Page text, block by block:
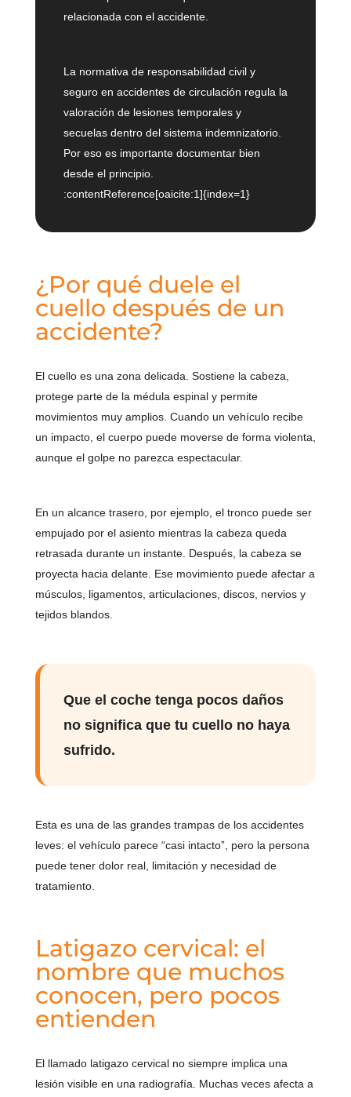
relacionada con el accidente.
La normativa de responsabilidad civil y
seguro en accidentes de circulación regula la
valoración de lesiones temporales y
secuelas dentro del sistema indemnizatorio.
Por eso es importante documentar bien
desde el principio.
:contentReference[oaicite:1]{index=1}
¿Por qué duele el
cuello después de un
accidente?
El cuello es una zona delicada. Sostiene la cabeza,
protege parte de la médula espinal y permite
movimientos muy amplios. Cuando un vehículo recibe
un impacto, el cuerpo puede moverse de forma violenta,
aunque el golpe no parezca espectacular.
En un alcance trasero, por ejemplo, el tronco puede ser
empujado por el asiento mientras la cabeza queda
retrasada durante un instante. Después, la cabeza se
proyecta hacia delante. Ese movimiento puede afectar a
músculos, ligamentos, articulaciones, discos, nervios y
tejidos blandos.
Que el coche tenga pocos daños
no significa que tu cuello no haya
sufrido.
Esta es una de las grandes trampas de los accidentes
leves: el vehículo parece “casi intacto”, pero la persona
puede tener dolor real, limitación y necesidad de
tratamiento.
Latigazo cervical: el
nombre que muchos
conocen, pero pocos
entienden
El llamado latigazo cervical no siempre implica una
lesión visible en una radiografía. Muchas veces afecta a